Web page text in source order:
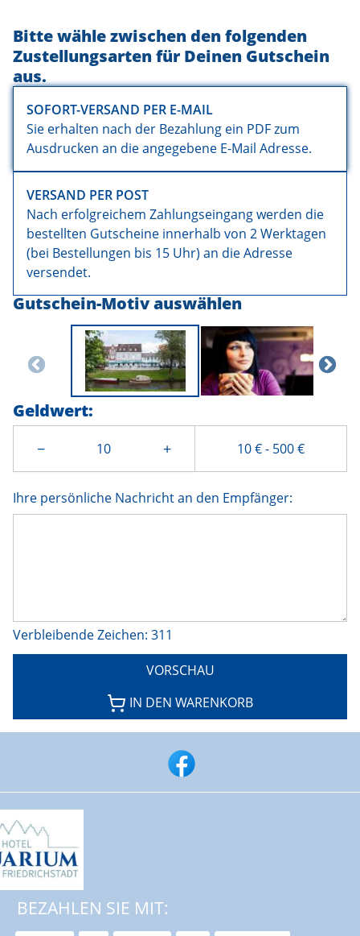
Bitte wähle zwischen den folgenden
Zustellungsarten für Deinen Gutschein
aus.
SOFORT-VERSAND PER E-MAIL
Sie erhalten nach der Bezahlung ein PDF zum
Ausdrucken an die angegebene E-Mail Adresse.
VERSAND PER POST
Nach erfolgreichem Zahlungseingang werden die
bestellten Gutscheine innerhalb von 2 Werktagen
(bei Bestellungen bis 15 Uhr) an die Adresse
versendet.
Gutschein-Motiv auswählen
Geldwert:
− + 10 €- 500 €
Ihre persönliche Nachricht an den Empfänger:
Verbleibende Zeichen: 311
VORSCHAU
IN DEN WARENKORB
BEZAHLEN SIE MIT: